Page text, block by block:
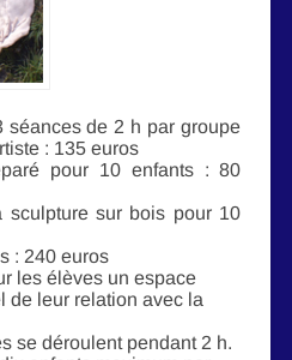
séances de 2 h par groupe
: 135 euros
pour 10 enfants : 80
sculpture sur bois pour 10
: 240 euros
les élèves un espace
de leur relation avec la
se déroulent pendant 2 h.